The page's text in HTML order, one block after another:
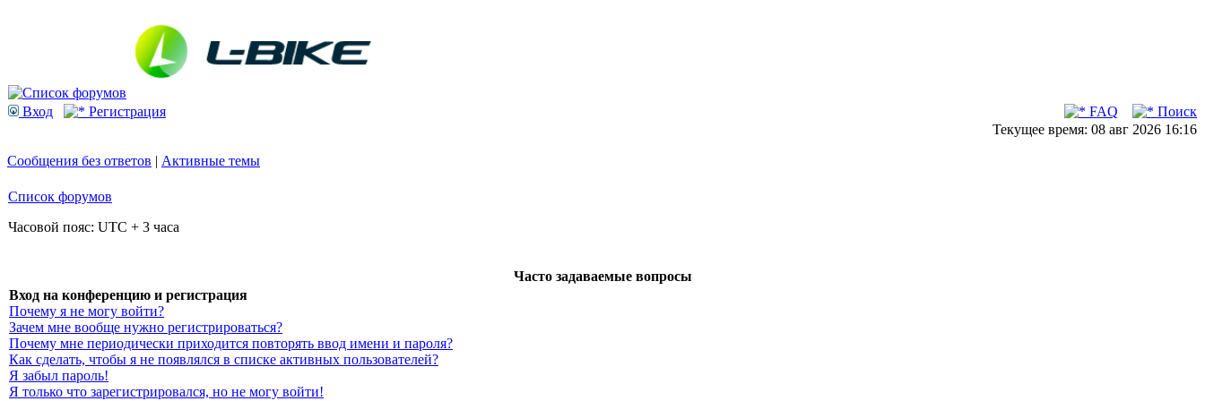
Вход Регистрация FAQ
Поиск
Текущее время: 08 авг 2026 16:16
Сообщения без ответов | Активные темы
Список форумов
Часовой пояс: UTC + 3 часа
Часто задаваемые вопросы
Вход на конференцию и регистрация
Почему я не могу войти?
Зачем мне вообще нужно регистрироваться?
Почему мне периодически приходится повторять ввод имени и пароля?
Как сделать, чтобы я не появлялся в списке активных пользователей?
Я забыл пароль!
Я только что зарегистрировался, но не могу войти!